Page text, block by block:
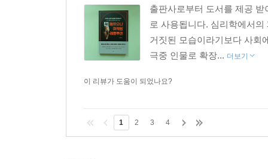
출판사로부터 도서를 제공
로 사용됩니다. 심리학에서
거짓된 모습이라기보다 사회
극중 인물로 확장... 더보기
이 리뷰가 도움이 되었나요?
1 2 3 4